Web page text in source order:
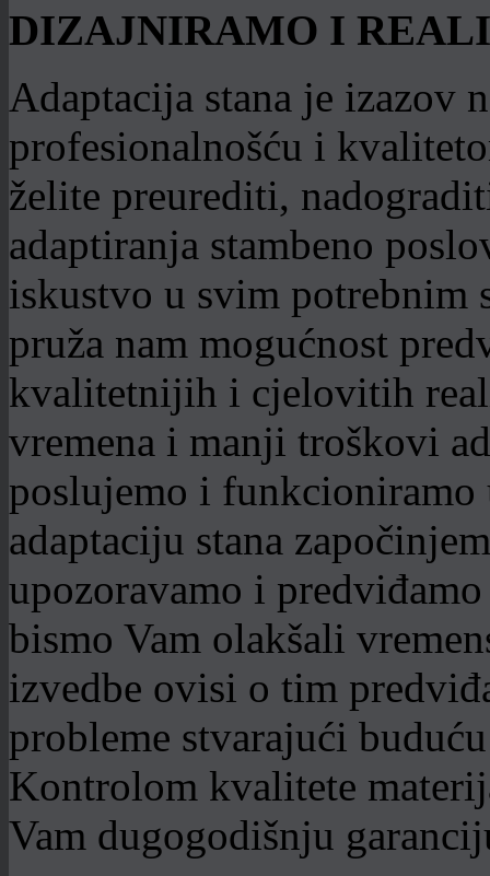
DIZAJNIRAMO I
Adaptacija stana je izazov
profesionalnošću i
želite preurediti,
adaptiranja stambeno
iskustvo u svim potrebnim
pruža nam mogućnost
kvalitetnijih i cjelovitih
vremena i manji troškovi
poslujemo i funkcioniramo
adaptaciju stana
upozoravamo i
bismo Vam olakšali
izvedbe ovisi o tim
probleme stvarajući
Kontrolom kvalitete
Vam dugogodišnju